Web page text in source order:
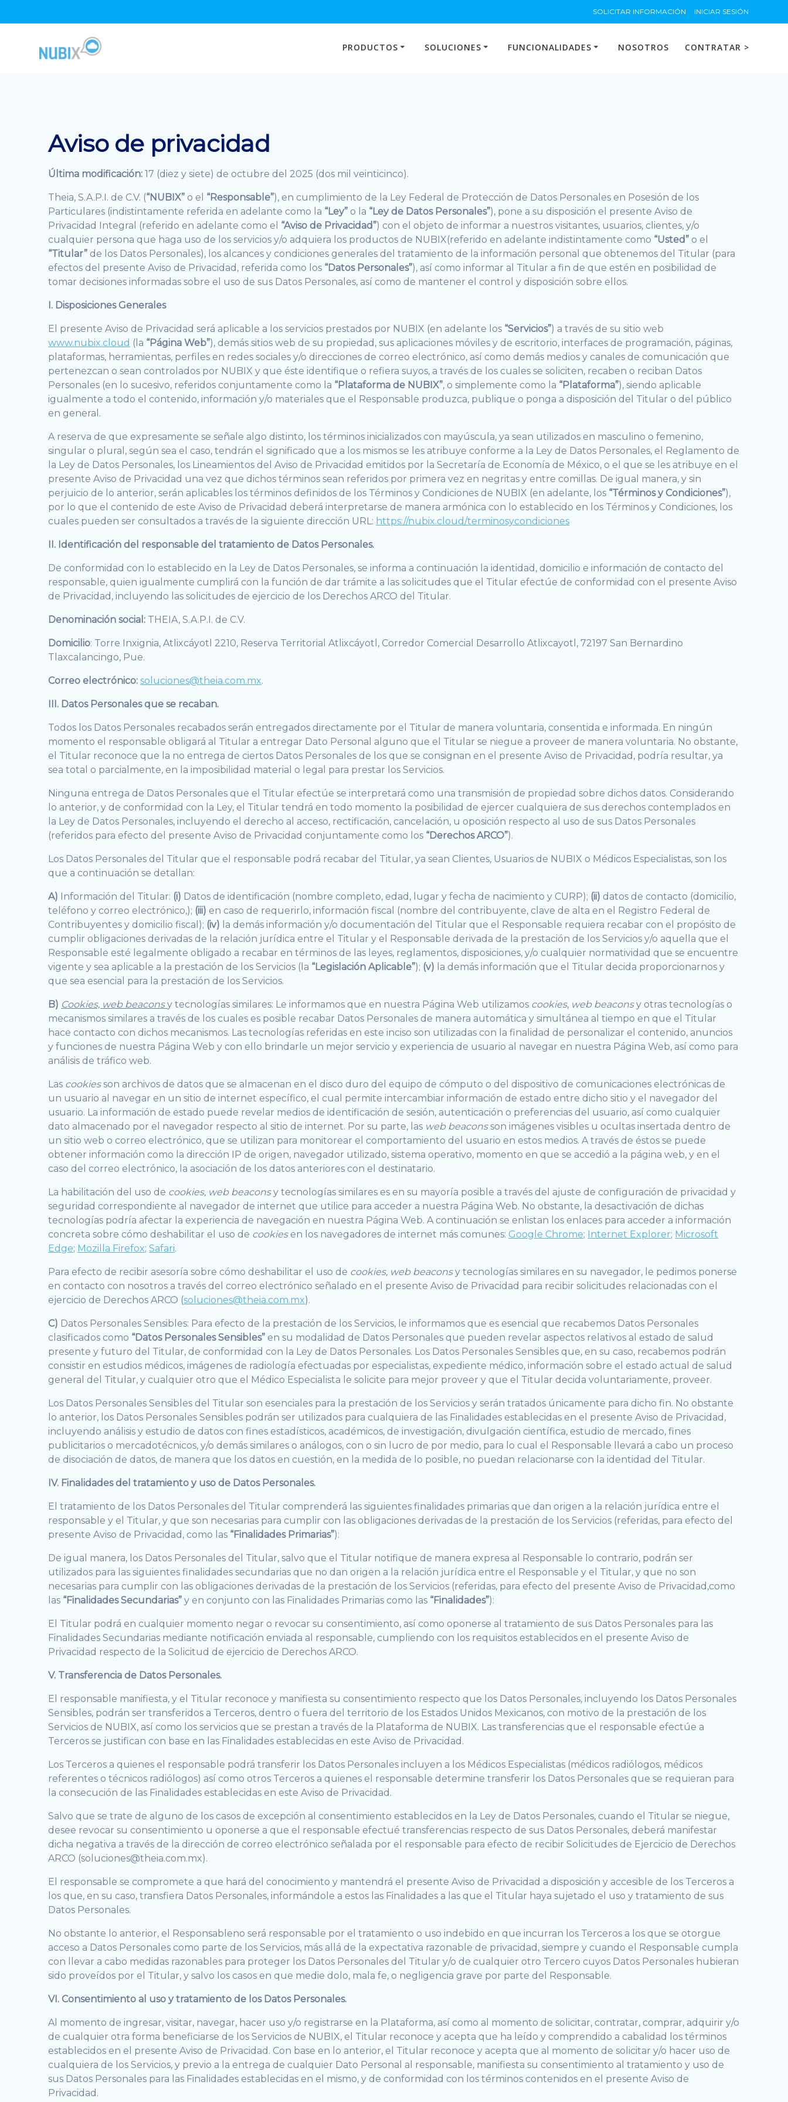
SOLICITAR INFORMACIÓN INICIAR SESIÓN
PRODUCTOS SOLUCIONES FUNCIONALIDADES NOSOTROS CONTRATAR >
Aviso de privacidad
Última modificación: 17 (diez y siete) de octubre del 2025 (dos mil veinticinco).
Theia, S.A.P.I. de C.V. (“NUBIX” o el “Responsable”), en cumplimiento de la Ley Federal de Protección de Datos Personales en Posesión de los
Particulares (indistintamente referida en adelante como la “Ley” o la “Ley de Datos Personales”), pone a su disposición el presente Aviso de
Privacidad Integral (referido en adelante como el “Aviso de Privacidad”) con el objeto de informar a nuestros visitantes, usuarios, clientes, y/o
cualquier persona que haga uso de los servicios y/o adquiera los productos de NUBIX(referido en adelante indistintamente como “Usted” o el
“Titular” de los Datos Personales), los alcances y condiciones generales del tratamiento de la información personal que obtenemos del Titular (para
efectos del presente Aviso de Privacidad, referida como los “Datos Personales”), así como informar al Titular a fin de que estén en posibilidad de
tomar decisiones informadas sobre el uso de sus Datos Personales, así como de mantener el control y disposición sobre ellos.
I. Disposiciones Generales
El presente Aviso de Privacidad será aplicable a los servicios prestados por NUBIX (en adelante los “Servicios”) a través de su sitio web
www.nubix.cloud (la “Página Web”), demás sitios web de su propiedad, sus aplicaciones móviles y de escritorio, interfaces de programación, páginas,
plataformas, herramientas, perfiles en redes sociales y/o direcciones de correo electrónico, así como demás medios y canales de comunicación que
pertenezcan o sean controlados por NUBIX y que éste identifique o refiera suyos, a través de los cuales se soliciten, recaben o reciban Datos
Personales (en lo sucesivo, referidos conjuntamente como la “Plataforma de NUBIX”, o simplemente como la “Plataforma”), siendo aplicable
igualmente a todo el contenido, información y/o materiales que el Responsable produzca, publique o ponga a disposición del Titular o del público
en general.
A reserva de que expresamente se señale algo distinto, los términos inicializados con mayúscula, ya sean utilizados en masculino o femenino,
singular o plural, según sea el caso, tendrán el significado que a los mismos se les atribuye conforme a la Ley de Datos Personales, el Reglamento de
la Ley de Datos Personales, los Lineamientos del Aviso de Privacidad emitidos por la Secretaría de Economía de México, o el que se les atribuye en el
presente Aviso de Privacidad una vez que dichos términos sean referidos por primera vez en negritas y entre comillas. De igual manera, y sin
perjuicio de lo anterior, serán aplicables los términos definidos de los Términos y Condiciones de NUBIX (en adelante, los “Términos y Condiciones”),
por lo que el contenido de este Aviso de Privacidad deberá interpretarse de manera armónica con lo establecido en los Términos y Condiciones, los
cuales pueden ser consultados a través de la siguiente dirección URL: https://nubix.cloud/terminosycondiciones
II. Identificación del responsable del tratamiento de Datos Personales.
De conformidad con lo establecido en la Ley de Datos Personales, se informa a continuación la identidad, domicilio e información de contacto del
responsable, quien igualmente cumplirá con la función de dar trámite a las solicitudes que el Titular efectúe de conformidad con el presente Aviso
de Privacidad, incluyendo las solicitudes de ejercicio de los Derechos ARCO del Titular.
Denominación social: THEIA, S.A.P.I. de C.V.
Domicilio: Torre Inxignia, Atlixcáyotl 2210, Reserva Territorial Atlixcáyotl, Corredor Comercial Desarrollo Atlixcayotl, 72197 San Bernardino
Tlaxcalancingo, Pue.
Correo electrónico:soluciones@theia.com.mx.
III. Datos Personales que se recaban.
Todos los Datos Personales recabados serán entregados directamente por el Titular de manera voluntaria, consentida e informada. En ningún
momento el responsable obligará al Titular a entregar Dato Personal alguno que el Titular se niegue a proveer de manera voluntaria. No obstante,
el Titular reconoce que la no entrega de ciertos Datos Personales de los que se consignan en el presente Aviso de Privacidad, podría resultar, ya
sea total o parcialmente, en la imposibilidad material o legal para prestar los Servicios.
Ninguna entrega de Datos Personales que el Titular efectúe se interpretará como una transmisión de propiedad sobre dichos datos. Considerando
lo anterior, y de conformidad con la Ley, el Titular tendrá en todo momento la posibilidad de ejercer cualquiera de sus derechos contemplados en
la Ley de Datos Personales, incluyendo el derecho al acceso, rectificación, cancelación, u oposición respecto al uso de sus Datos Personales
(referidos para efecto del presente Aviso de Privacidad conjuntamente como los “Derechos ARCO”).
Los Datos Personales del Titular que el responsable podrá recabar del Titular, ya sean Clientes, Usuarios de NUBIX o Médicos Especialistas, son los
que a continuación se detallan:
A) Información del Titular: (i) Datos de identificación (nombre completo, edad, lugar y fecha de nacimiento y CURP); (ii) datos de contacto (domicilio,
teléfono y correo electrónico,); (iii) en caso de requerirlo, información fiscal (nombre del contribuyente, clave de alta en el Registro Federal de
Contribuyentes y domicilio fiscal); (iv) la demás información y/o documentación del Titular que el Responsable requiera recabar con el propósito de
cumplir obligaciones derivadas de la relación jurídica entre el Titular y el Responsable derivada de la prestación de los Servicios y/o aquella que el
Responsable esté legalmente obligado a recabar en términos de las leyes, reglamentos, disposiciones, y/o cualquier normatividad que se encuentre
vigente y sea aplicable a la prestación de los Servicios (la “Legislación Aplicable”); (v) la demás información que el Titular decida proporcionarnos y
que sea esencial para la prestación de los Servicios.
B) Cookies, web beaconsy tecnologías similares: Le informamos que en nuestra Página Web utilizamos cookies, web beaconsy otras tecnologías o
mecanismos similares a través de los cuales es posible recabar Datos Personales de manera automática y simultánea al tiempo en que el Titular
hace contacto con dichos mecanismos. Las tecnologías referidas en este inciso son utilizadas con la finalidad de personalizar el contenido, anuncios
y funciones de nuestra Página Web y con ello brindarle un mejor servicio y experiencia de usuario al navegar en nuestra Página Web, así como para
análisis de tráfico web.
Las cookiesson archivos de datos que se almacenan en el disco duro del equipo de cómputo o del dispositivo de comunicaciones electrónicas de
un usuario al navegar en un sitio de internet específico, el cual permite intercambiar información de estado entre dicho sitio y el navegador del
usuario. La información de estado puede revelar medios de identificación de sesión, autenticación o preferencias del usuario, así como cualquier
dato almacenado por el navegador respecto al sitio de internet. Por su parte, las web beaconsson imágenes visibles u ocultas insertada dentro de
un sitio web o correo electrónico, que se utilizan para monitorear el comportamiento del usuario en estos medios. A través de éstos se puede
obtener información como la dirección IP de origen, navegador utilizado, sistema operativo, momento en que se accedió a la página web, y en el
caso del correo electrónico, la asociación de los datos anteriores con el destinatario.
La habilitación del uso de cookies, web beaconsy tecnologías similares es en su mayoría posible a través del ajuste de configuración de privacidad y
seguridad correspondiente al navegador de internet que utilice para acceder a nuestra Página Web. No obstante, la desactivación de dichas
tecnologías podría afectar la experiencia de navegación en nuestra Página Web. A continuación se enlistan los enlaces para acceder a información
concreta sobre cómo deshabilitar el uso de cookiesen los navegadores de internet más comunes: Google Chrome; Internet Explorer; Microsoft
Edge; Mozilla Firefox;Safari.
Para efecto de recibir asesoría sobre cómo deshabilitar el uso de cookies, web beaconsy tecnologías similares en su navegador, le pedimos ponerse
en contacto con nosotros a través del correo electrónico señalado en el presente Aviso de Privacidad para recibir solicitudes relacionadas con el
ejercicio de Derechos ARCO (soluciones@theia.com.mx).
C) Datos Personales Sensibles: Para efecto de la prestación de los Servicios, le informamos que es esencial que recabemos Datos Personales
clasificados como “Datos Personales Sensibles” en su modalidad de Datos Personales que pueden revelar aspectos relativos al estado de salud
presente y futuro del Titular, de conformidad con la Ley de Datos Personales. Los Datos Personales Sensibles que, en su caso, recabemos podrán
consistir en estudios médicos, imágenes de radiología efectuadas por especialistas, expediente médico, información sobre el estado actual de salud
general del Titular, y cualquier otro que el Médico Especialista le solicite para mejor proveer y que el Titular decida voluntariamente, proveer.
Los Datos Personales Sensibles del Titular son esenciales para la prestación de los Servicios y serán tratados únicamente para dicho fin. No obstante
lo anterior, los Datos Personales Sensibles podrán ser utilizados para cualquiera de las Finalidades establecidas en el presente Aviso de Privacidad,
incluyendo análisis y estudio de datos con fines estadísticos, académicos, de investigación, divulgación científica, estudio de mercado, fines
publicitarios o mercadotécnicos, y/o demás similares o análogos, con o sin lucro de por medio, para lo cual el Responsable llevará a cabo un proceso
de disociación de datos, de manera que los datos en cuestión, en la medida de lo posible, no puedan relacionarse con la identidad del Titular.
IV. Finalidades del tratamiento y uso de Datos Personales.
El tratamiento de los Datos Personales del Titular comprenderá las siguientes finalidades primarias que dan origen a la relación jurídica entre el
responsable y el Titular, y que son necesarias para cumplir con las obligaciones derivadas de la prestación de los Servicios (referidas, para efecto del
presente Aviso de Privacidad, como las “Finalidades Primarias”):
De igual manera, los Datos Personales del Titular, salvo que el Titular notifique de manera expresa al Responsable lo contrario, podrán ser
utilizados para las siguientes finalidades secundarias que no dan origen a la relación jurídica entre el Responsable y el Titular, y que no son
necesarias para cumplir con las obligaciones derivadas de la prestación de los Servicios (referidas, para efecto del presente Aviso de Privacidad,como
las “Finalidades Secundarias”y en conjunto con las Finalidades Primarias como las “Finalidades”):
El Titular podrá en cualquier momento negar o revocar su consentimiento, así como oponerse al tratamiento de sus Datos Personales para las
Finalidades Secundarias mediante notificación enviada al responsable, cumpliendo con los requisitos establecidos en el presente Aviso de
Privacidad respecto de la Solicitud de ejercicio de Derechos ARCO.
V. Transferencia de Datos Personales.
El responsable manifiesta, y el Titular reconoce y manifiesta su consentimiento respecto que los Datos Personales, incluyendo los Datos Personales
Sensibles, podrán ser transferidos a Terceros, dentro o fuera del territorio de los Estados Unidos Mexicanos, con motivo de la prestación de los
Servicios de NUBIX, así como los servicios que se prestan a través de la Plataforma de NUBIX. Las transferencias que el responsable efectúe a
Terceros se justifican con base en las Finalidades establecidas en este Aviso de Privacidad.
Los Terceros a quienes el responsable podrá transferir los Datos Personales incluyen a los Médicos Especialistas (médicos radiólogos, médicos
referentes o técnicos radiólogos) así como otros Terceros a quienes el responsable determine transferir los Datos Personales que se requieran para
la consecución de las Finalidades establecidas en este Aviso de Privacidad.
Salvo que se trate de alguno de los casos de excepción al consentimiento establecidos en la Ley de Datos Personales, cuando el Titular se niegue,
desee revocar su consentimiento u oponerse a que el responsable efectué transferencias respecto de sus Datos Personales, deberá manifestar
dicha negativa a través de la dirección de correo electrónico señalada por el responsable para efecto de recibir Solicitudes de Ejercicio de Derechos
ARCO (soluciones@theia.com.mx).
El responsable se compromete a que hará del conocimiento y mantendrá el presente Aviso de Privacidad a disposición y accesible de los Terceros a
los que, en su caso, transfiera Datos Personales, informándole a estos las Finalidades a las que el Titular haya sujetado el uso y tratamiento de sus
Datos Personales.
No obstante lo anterior, el Responsableno será responsable por el tratamiento o uso indebido en que incurran los Terceros a los que se otorgue
acceso a Datos Personales como parte de los Servicios, más allá de la expectativa razonable de privacidad, siempre y cuando el Responsable cumpla
con llevar a cabo medidas razonables para proteger los Datos Personales del Titular y/o de cualquier otro Tercero cuyos Datos Personales hubieran
sido proveídos por el Titular, y salvo los casos en que medie dolo, mala fe, o negligencia grave por parte del Responsable.
VI. Consentimiento al uso y tratamiento de los Datos Personales.
Al momento de ingresar, visitar, navegar, hacer uso y/o registrarse en la Plataforma, así como al momento de solicitar, contratar, comprar, adquirir y/o
de cualquier otra forma beneficiarse de los Servicios de NUBIX, el Titular reconoce y acepta que ha leído y comprendido a cabalidad los términos
establecidos en el presente Aviso de Privacidad. Con base en lo anterior, el Titular reconoce y acepta que al momento de solicitar y/o hacer uso de
cualquiera de los Servicios, y previo a la entrega de cualquier Dato Personal al responsable, manifiesta su consentimiento al tratamiento y uso de
sus Datos Personales para las Finalidades establecidas en el mismo, y de conformidad con los términos contenidos en el presente Aviso de
Privacidad.